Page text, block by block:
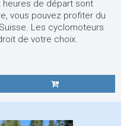
heures de départ sont
vous pouvez profiter du
Les cyclomoteurs
de votre choix.